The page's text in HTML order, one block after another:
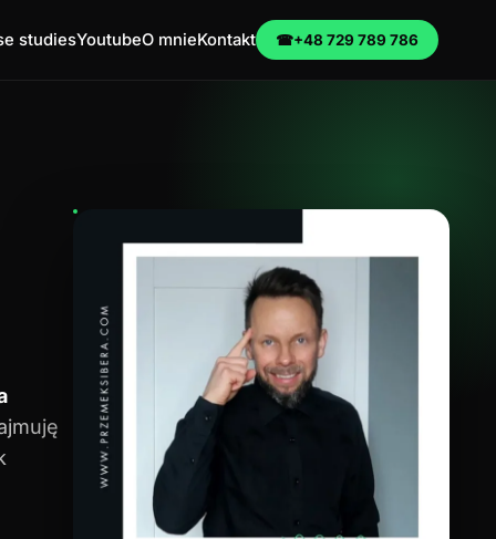
studiesYoutubeO mnieKontakt ☎+48 729 789 786